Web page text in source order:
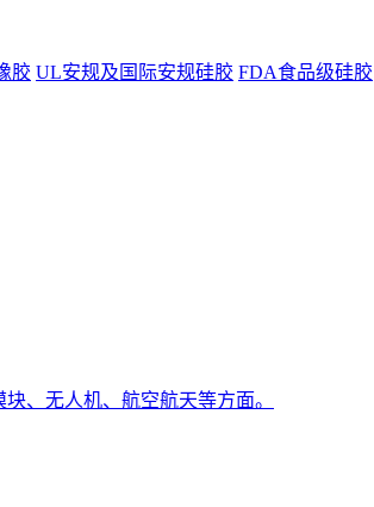
胶 UL安规及国际安规硅胶 FDA食品级硅胶
、无人机、航空航天等方面。